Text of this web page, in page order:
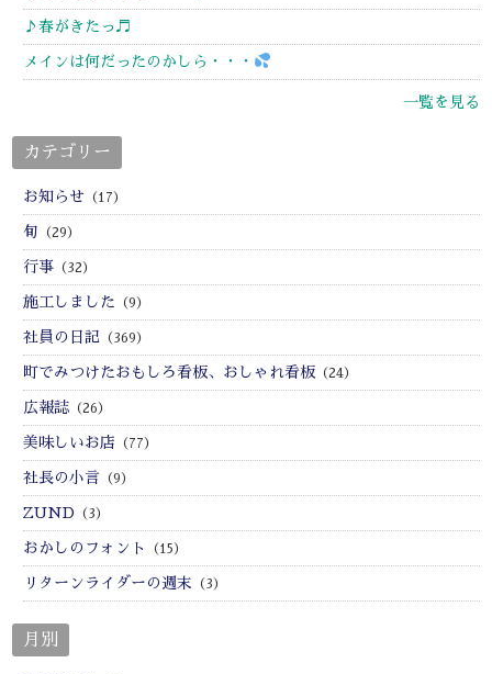
♪春がきたっ♬
メインは何だったのかしら・・・
一覧を見る
カテゴリー
お知らせ （17）
旬 （29）
行事 （32）
施工しました （9）
社員の日記 （369）
町でみつけたおもしろ看板、おしゃれ看板 （24）
広報誌 （26）
美味しいお店 （77）
社長の小言 （9）
ZUND （3）
おかしのフォント （15）
リターンライダーの週末 （3）
月別